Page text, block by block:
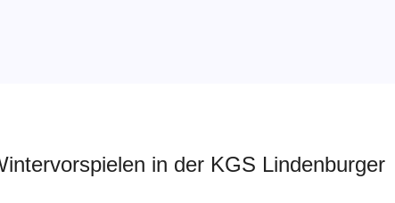
in der KGS Lindenburger